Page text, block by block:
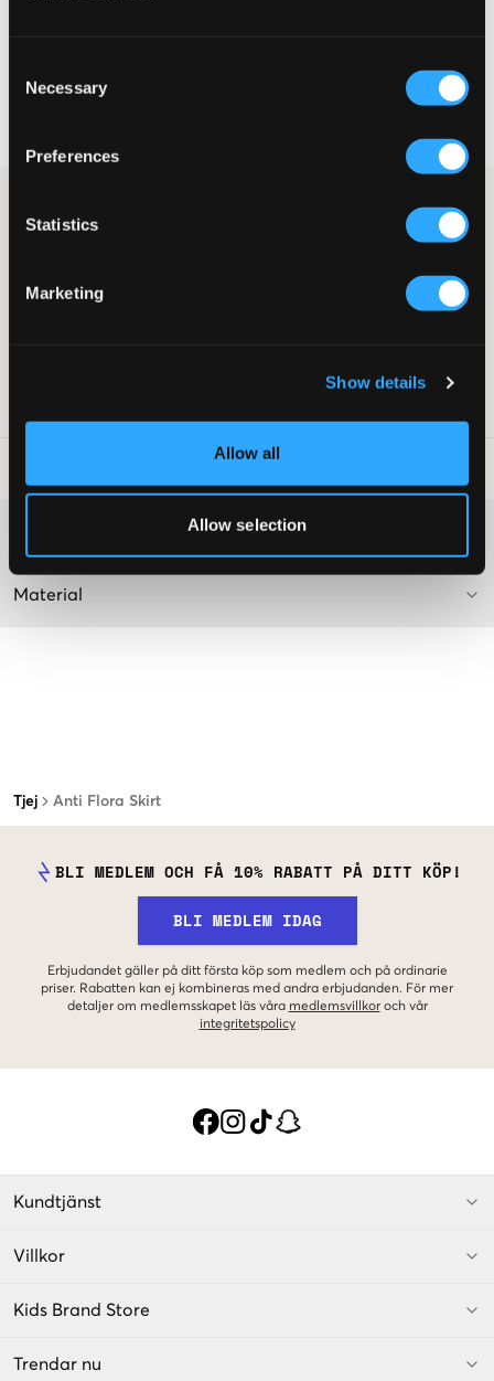
Selection
Necessary
Preferences
Statistics
Marketing
Show details
Allow all
Allow selection
Tjej Anti Flora Skirt
Fri fraktpå beställningar över 699 kr
Paisleymönstad volangkjol från Grunt. I midjan finns en bredare
resår. Matcha gärna denna tillsammans med en enfärgad topp
Volanger
Mer information om tvättråd
Material
BLI MEDLEM OCH FÅ 10% RABATT PÅ DITT KÖP!
BLI MEDLEM IDAG
Erbjudandet gäller på ditt första köp som medlem och på ordinarie
priser. Rabatten kan ej kombineras med andra erbjudanden. För mer
detaljer om medlemsskapet läs våra medlemsvillkor och vår
integritetspolicy
Kundtjänst
Villkor
Kids Brand Store
Trendar nu